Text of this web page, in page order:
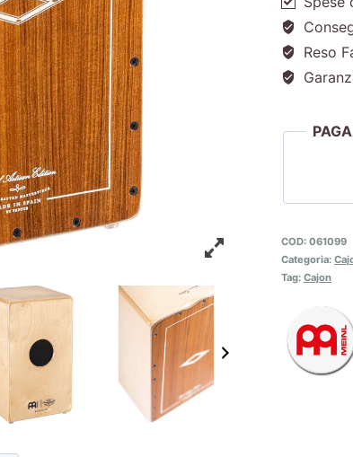
Reso
COD: 061099
Categoria:
Tag: Cajon